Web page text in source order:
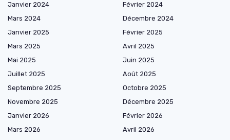
Janvier 2024
Février 2024
Mars 2024
Décembre 2024
Janvier 2025
Février 2025
Mars 2025
Avril 2025
Mai 2025
Juin 2025
Juillet 2025
Août 2025
Septembre 2025
Octobre 2025
Novembre 2025
Décembre 2025
Janvier 2026
Février 2026
Mars 2026
Avril 2026